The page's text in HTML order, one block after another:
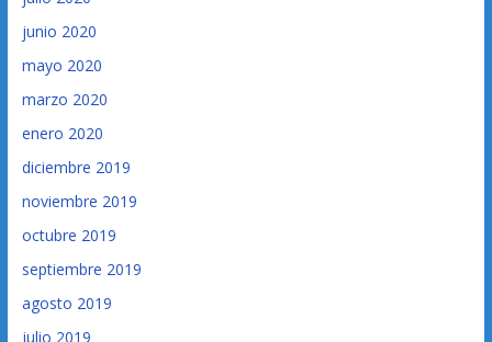
junio 2020
mayo 2020
marzo 2020
enero 2020
diciembre 2019
noviembre 2019
octubre 2019
septiembre 2019
agosto 2019
julio 2019